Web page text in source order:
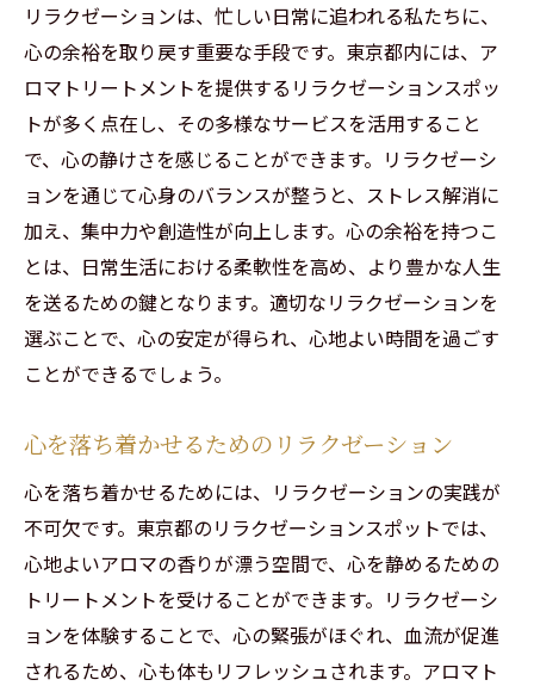
リラクゼーションは、忙しい日常に追われる私たちに、
心の余裕を取り戻す重要な手段です。東京都内には、ア
ロマトリートメントを提供するリラクゼーションスポッ
トが多く点在し、その多様なサービスを活用すること
で、心の静けさを感じることができます。リラクゼーシ
ョンを通じて心身のバランスが整うと、ストレス解消に
加え、集中力や創造性が向上します。心の余裕を持つこ
とは、日常生活における柔軟性を高め、より豊かな人生
を送るための鍵となります。適切なリラクゼーションを
選ぶことで、心の安定が得られ、心地よい時間を過ごす
ことができるでしょう。
心を落ち着かせるためのリラクゼーション
心を落ち着かせるためには、リラクゼーションの実践が
不可欠です。東京都のリラクゼーションスポットでは、
心地よいアロマの香りが漂う空間で、心を静めるための
トリートメントを受けることができます。リラクゼーシ
ョンを体験することで、心の緊張がほぐれ、血流が促進
されるため、心も体もリフレッシュされます。アロマト